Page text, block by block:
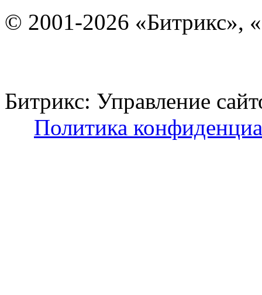
© 2001-2026 «Битрикс»,
Битрикс: Управление
Политика